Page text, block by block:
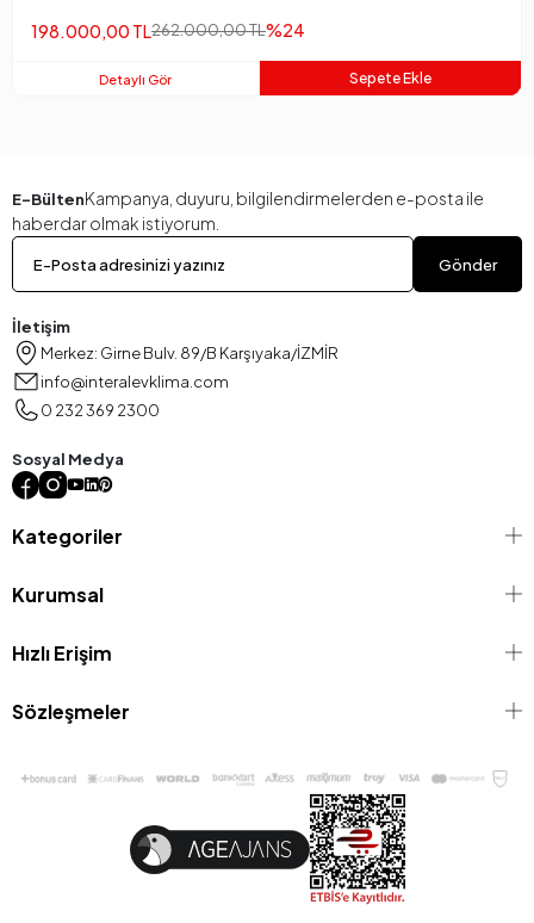
198.000,00 TL 262.000,00 TL%24
Detaylı Gör Sepete Ekle
E-BültenKampanya, duyuru, bilgilendirmelerden e-posta ile
haberdar olmak istiyorum.
Gönder
İletişim
Merkez: Girne Bulv. 89/B Karşıyaka/İZMİR
info@interalevklima.com
0 232 369 2300
Sosyal Medya
Kategoriler
Kurumsal
Hızlı Erişim
Sözleşmeler